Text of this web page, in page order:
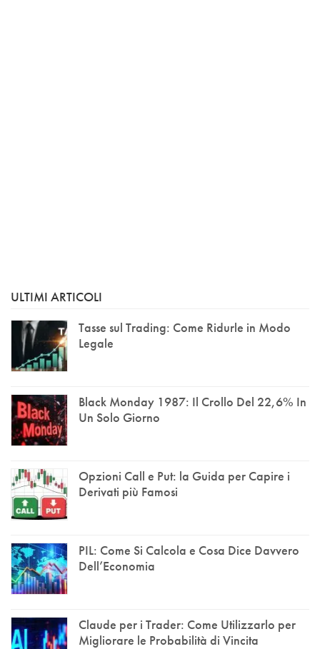
ULTIMI ARTICOLI
Tasse sul Trading: Come Ridurle in Modo
Legale
Black Monday 1987: Il Crollo Del 22,6% In
Un Solo Giorno
Opzioni Call e Put: la Guida per Capire i
Derivati più Famosi
PIL: Come Si Calcola e Cosa Dice Davvero
Dell’Economia
Claude per i Trader: Come Utilizzarlo per
Migliorare le Probabilità di Vincita